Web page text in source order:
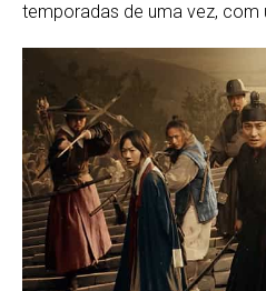
temporadas de uma vez,